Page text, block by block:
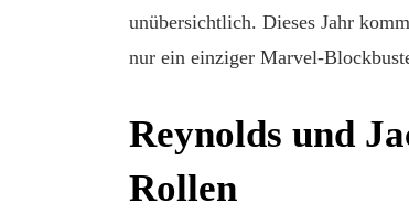
unübersichtlich. Dieses Jahr
nur ein einziger Marvel-
Reynolds und
Rollen